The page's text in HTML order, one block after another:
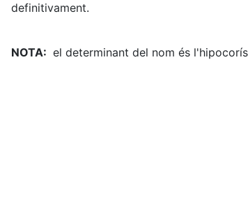
definitivament.
NOTA: el determinant del nom és